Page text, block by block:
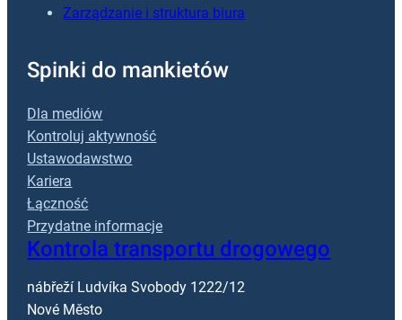
Zarządzanie i struktura biura
Spinki do mankietów
Dla mediów
Kontroluj aktywność
Ustawodawstwo
Kariera
Łączność
Przydatne informacje
Kontrola transportu drogowego
nábřeží Ludvíka Svobody 1222/12
Nové Město